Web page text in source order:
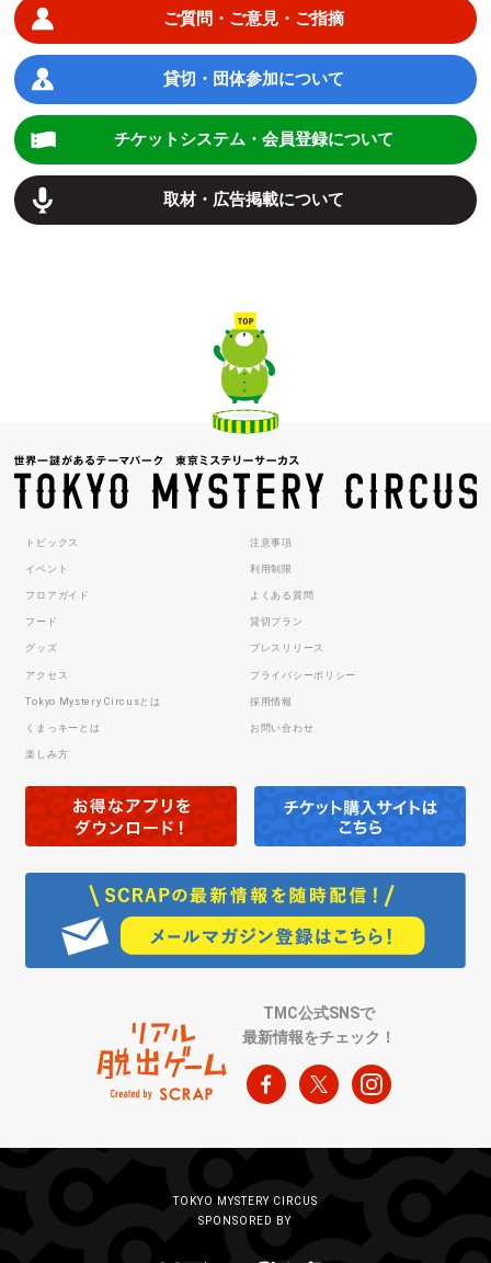
ご質問・ご意見・ご指摘
貸切・団体参加について
チケットシステム・会員登録について
取材・広告掲載について
トピックス
イベント
フロアガイド
フード
グッズ
アクセス
Tokyo Mystery Circusとは
くまっキーとは
楽しみ方
注意事項
利用制限
よくある質問
貸切プラン
プレスリリース
プライバシーポリシー
採用情報
お問い合わせ
TMC公式SNSで
最新情報をチェック！
TOKYO MYSTERY CIRCUS
SPONSORED BY